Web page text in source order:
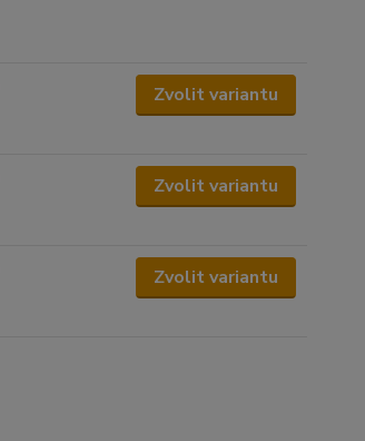
Zvolit variantu
Zvolit variantu
Zvolit variantu